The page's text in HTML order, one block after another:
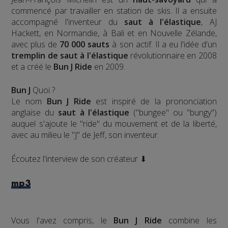
commencé par travailler en station de skis. Il a ensuite
accompagné l'inventeur du saut à l'élastique, AJ
Hackett, en Normandie, à Bali et en Nouvelle Zélande,
avec plus de 70 000 sauts à son actif. Il a eu l'idée d'un
tremplin de saut à l'élastique révolutionnaire en 2008
et a créé le Bun J Ride en 2009.
Bun J Quoi ?
Le nom Bun J Ride est inspiré de la prononciation
anglaise du saut à l'élastique ("bungee" ou "bungy")
auquel s'ajoute le "ride" du mouvement et de la liberté,
avec au milieu le "J" de Jeff, son inventeur.
Écoutez l'interview de son créateur ⬇
mp3
Vous l'avez compris, le Bun J Ride combine les